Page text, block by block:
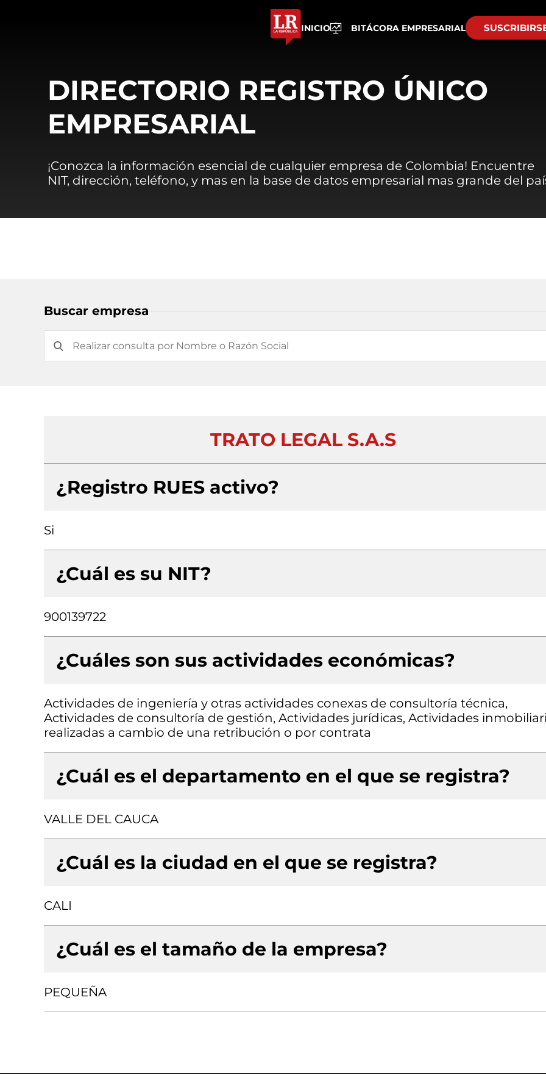
INICIO BITÁCORA EMPRESARIAL
DIRECTORIO REGISTRO ÚNICO
EMPRESARIAL
¡Conozca la información esencial de cualquier empresa de Colombia! Encuentre
NIT, dirección, teléfono, y mas en la base de datos empresarial mas grande del
Buscar empresa
TRATO LEGAL S.A.S
¿Registro RUES activo?
Si
¿Cuál es su NIT?
900139722
¿Cuáles son sus actividades económicas?
Actividades de ingeniería y otras actividades conexas de consultoría técnica,
Actividades de consultoría de gestión, Actividades jurídicas, Actividades
realizadas a cambio de una retribución o por contrata
¿Cuál es el departamento en el que se registra?
VALLE DEL CAUCA
¿Cuál es la ciudad en el que se registra?
CALI
¿Cuál es el tamaño de la empresa?
PEQUEÑA